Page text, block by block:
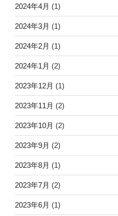
2024年4月 (1)
2024年3月 (1)
2024年2月 (1)
2024年1月 (2)
2023年12月 (1)
2023年11月 (2)
2023年10月 (2)
2023年9月 (2)
2023年8月 (1)
2023年7月 (2)
2023年6月 (1)